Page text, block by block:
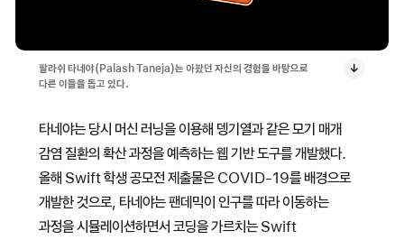
팔라쉬 타네야(Palash Taneja)는 아팠던 자신의 경험을 바탕으로
다른 이들을 돕고 있다.
타네야는 당시 머신 러닝을 이용해 뎅기열과 같은 모기 매개
감염 질환의 확산 과정을 예측하는 웹 기반 도구를 개발했다.
올해 Swift 학생 공모전 제출물은 COVID-19를 배경으로
개발한 것으로, 타네야는 팬데믹이 인구를 따라 이동하는
과정을 시뮬레이션하면서 코딩을 가르치는 Swift